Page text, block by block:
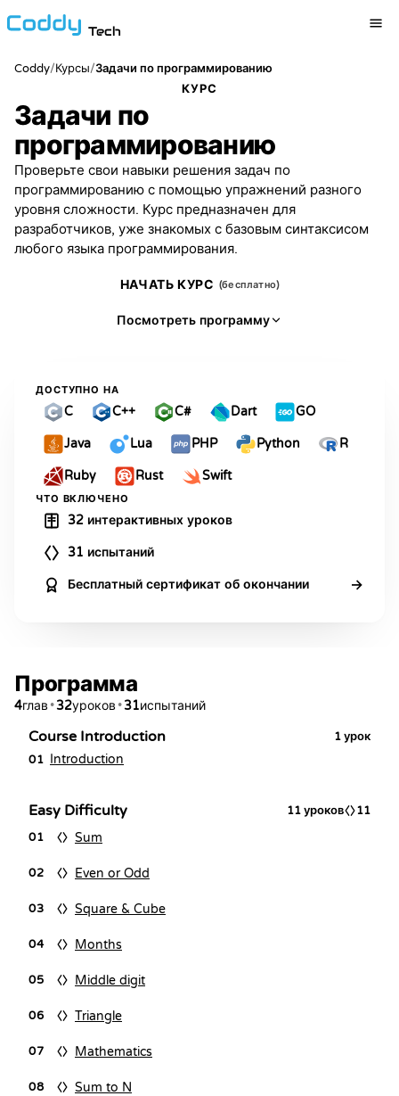
Tech
Coddy/Курсы/Задачи по программированию
КУРС
Задачи по
программированию
Проверьте свои навыки решения задач по
программированию с помощью упражнений разного
уровня сложности. Курс предназначен для
разработчиков, уже знакомых с базовым синтаксисом
любого языка программирования.
НАЧАТЬ КУРС (бесплатно)
Посмотреть программу
ДОСТУПНО НА
C C++ C# Dart GO
Java Lua PHP Python R
Ruby Rust Swift
ЧТО ВКЛЮЧЕНО
32 интерактивных уроков
31 испытаний
Бесплатный сертификат об окончании →
Программа
4глав •32уроков •31испытаний
Course Introduction 1урок
01 Introduction
Easy Difficulty 11уроков
11
01
Sum
02 Even or Odd
03 Square & Cube
04 Months
05 Middle digit
06 Triangle
07 Mathematics
08 Sum to N